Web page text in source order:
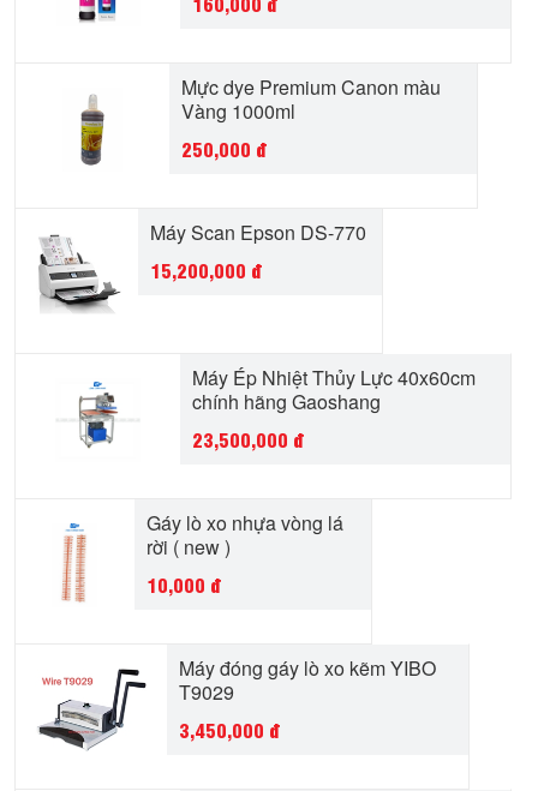
Mực dye Premium Canon màu
Vàng 1000ml
250,000 đ
Máy Scan Epson DS-770
15,200,000 đ
Máy Ép Nhiệt Thủy Lực 40x60cm
chính hãng Gaoshang
23,500,000 đ
Gáy lò xo nhựa vòng lá
rời ( new )
10,000 đ
Máy đóng gáy lò xo kẽm YIBO
T9029
3,450,000 đ